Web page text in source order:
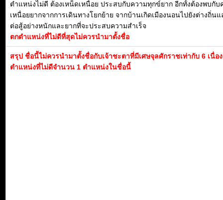
ตำแหน่งไม่ดี ต้องเหน็ดเหนื่อย ประสบกับความทุกข์ยาก อีกทั้งต้องพบกับ
เหนื่อยยากจากการเดินทางโยกย้าย จากบ้านเกิดเมืองนอนไปยังต่างถิ่นแ
ต่อสู้อย่างหนักและยากที่จะประสบความสำเร็จ
ตกตำแหน่งที่ไม่ดีที่สุดไม่ควรนำมาตั้งชื่อ
สรุป ชื่อนี้ไม่ควรนำมาตั้งชื่อกับเจ้าชะตาที่มีเศษจุลศักราชเท่ากับ 6 เนื่อ
ตำแหน่งที่ไม่ดีจำนวน 1 ตำแหน่งในชื่อนี้